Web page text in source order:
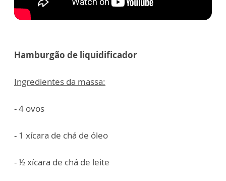
Hamburgão de liquidificador
Ingredientes da massa:
- 4 ovos
- 1 xícara de chá de óleo
- ½ xícara de chá de leite